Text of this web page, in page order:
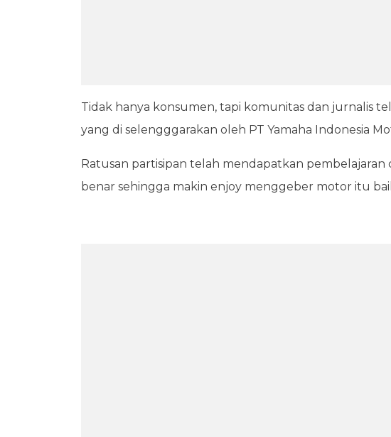
Tidak hanya konsumen, tapi komunitas dan jurnalis
yang di selengggarakan oleh PT Yamaha Indonesia
Ratusan partisipan telah mendapatkan pembelajaran
benar sehingga makin enjoy menggeber motor itu